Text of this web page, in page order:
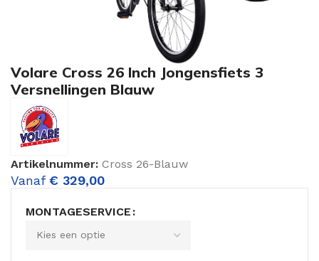
Volare Cross 26 Inch Jongensfiets 3
Versnellingen Blauw
Artikelnummer: Cross 26-Blauw
Vanaf € 329,00
MONTAGESERVICE